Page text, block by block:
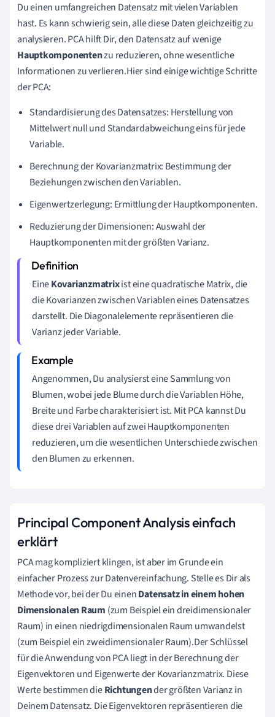
Du einen umfangreichen Datensatz mit vielen Variablen
hast. Es kann schwierig sein, alle diese Daten gleichzeitig zu
analysieren. PCA hilft Dir, den Datensatz auf wenige
Hauptkomponentenzu reduzieren, ohne wesentliche
Informationen zu verlieren.Hier sind einige wichtige Schritte
der PCA:
Standardisierung des Datensatzes: Herstellung von
Mittelwert null und Standardabweichung eins für jede
Variable.
Berechnung der Kovarianzmatrix: Bestimmung der
Beziehungen zwischen den Variablen.
Eigenwertzerlegung: Ermittlung der Hauptkomponenten.
Reduzierung der Dimensionen: Auswahl der
Hauptkomponenten mit der größten Varianz.
EineKovarianzmatrixist eine quadratische Matrix, die
die Kovarianzen zwischen Variablen eines Datensatzes
darstellt. Die Diagonalelemente repräsentieren die
Varianz jeder Variable.
Angenommen, Du analysierst eine Sammlung von
Blumen, wobei jede Blume durch die Variablen Höhe,
Breite und Farbe charakterisiert ist. Mit PCA kannst Du
diese drei Variablen auf zwei Hauptkomponenten
reduzieren, um die wesentlichen Unterschiede zwischen
den Blumen zu erkennen.
Principal Component Analysis einfach
erklärt
PCA mag kompliziert klingen, ist aber im Grunde ein
einfacher Prozess zur Datenvereinfachung. Stelle es Dir als
Methode vor, bei der Du einenDatensatz in einem hohen
Dimensionalen Raum (zum Beispiel ein dreidimensionaler
Raum) in einen niedrigdimensionalen Raum umwandelst
(zum Beispiel ein zweidimensionaler Raum).Der Schlüssel
für die Anwendung von PCA liegt in der Berechnung der
Eigenvektoren und Eigenwerte der Kovarianzmatrix. Diese
Werte bestimmen dieRichtungender größten Varianz in
Deinem Datensatz. Die Eigenvektoren repräsentieren die